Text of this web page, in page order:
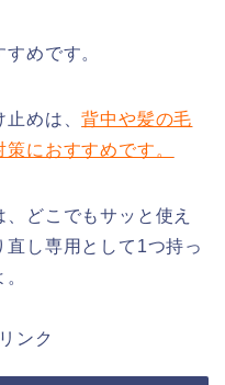
すめです。
止めは、背中や髪の毛
におすすめです。
どこでもサッと使え
し専用として1つ持っ
ンク